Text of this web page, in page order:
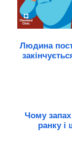
Людина
Чому запах
ранку і